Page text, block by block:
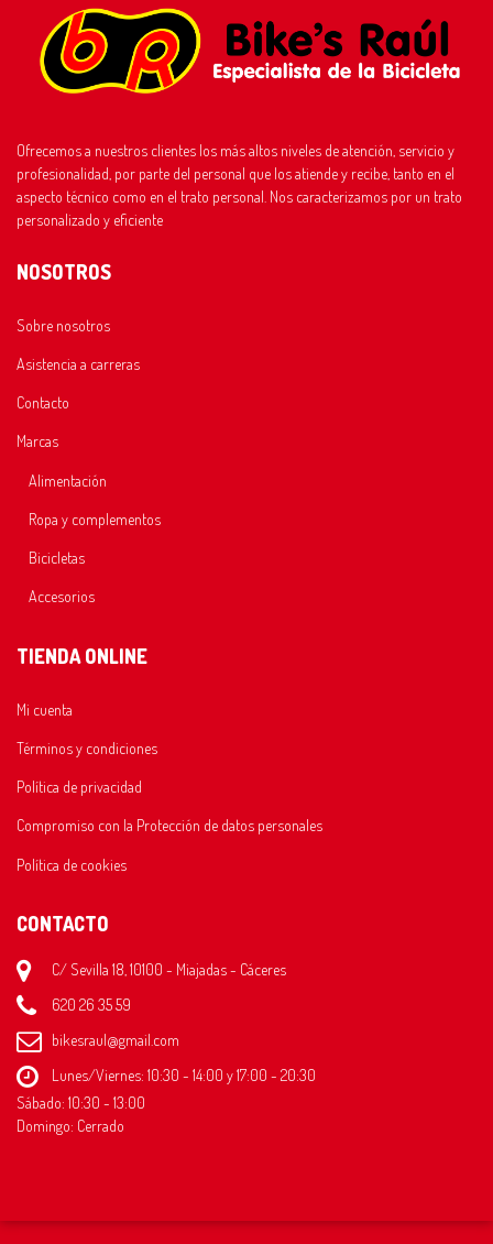
Ofrecemos a nuestros clientes los más altos niveles de atención, servicio y
profesionalidad, por parte del personal que los atiende y recibe, tanto en el
aspecto técnico como en el trato personal. Nos caracterizamos por un trato
personalizado y eficiente
NOSOTROS
Sobre nosotros
Asistencia a carreras
Contacto
Marcas
Alimentación
Ropa y complementos
Bicicletas
Accesorios
TIENDA ONLINE
Mi cuenta
Términos y condiciones
Política de privacidad
Compromiso con la Protección de datos personales
Política de cookies
CONTACTO
C/ Sevilla 18, 10100 - Miajadas - Cáceres
620 26 35 59
bikesraul@gmail.com
Lunes/Viernes: 10:30 - 14:00 y 17:00 - 20:30
Sábado: 10:30 - 13:00
Domingo: Cerrado